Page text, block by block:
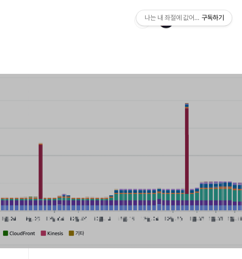
나는 내 좌절에 값어치를 매긴다.
구독하기